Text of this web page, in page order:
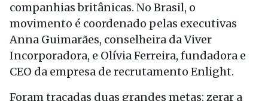
companhias britânicas. No Brasil, o
movimento é coordenado pelas executivas
Anna Guimarães, conselheira da Viver
Incorporadora, e Olívia Ferreira, fundadora e
CEO da empresa de recrutamento Enlight.
Foram traçadas duas grandes metas: zerar a